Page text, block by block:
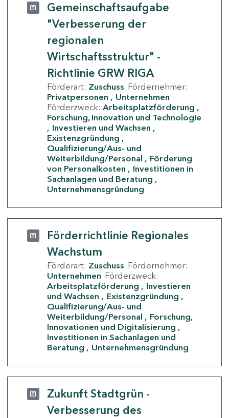
Gemeinschaftsaufgabe
"Verbesserung der
regionalen
Wirtschaftsstruktur" -
Richtlinie GRW RIGA
Förderart: Zuschuss Fördernehmer:
Privatpersonen
Unternehmen
Förderzweck: Arbeitsplatzförderung
Forschung, Innovation und Technologie
Investieren und Wachsen
Existenzgründung
Qualifizierung/Aus- und
Weiterbildung/Personal
Förderung
von Personalkosten
Investitionen in
Sachanlagen und Beratung
Unternehmensgründung
Förderrichtlinie Regionales
Wachstum
Förderart: Zuschuss Fördernehmer:
Unternehmen Förderzweck:
Arbeitsplatzförderung
Investieren
und Wachsen
Existenzgründung
Qualifizierung/Aus- und
Weiterbildung/Personal
Forschung,
Innovationen und Digitalisierung
Investitionen in Sachanlagen und
Beratung
Unternehmensgründung
Zukunft Stadtgrün -
Verbesserung des